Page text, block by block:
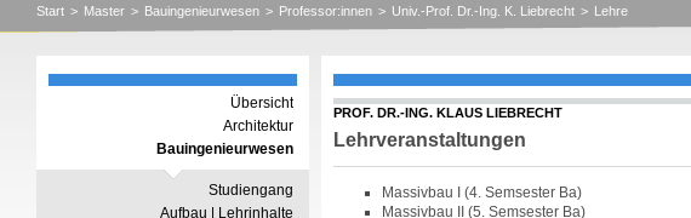
Start > Master > Bauingenieurwesen > Professor:innen > Univ.-Prof. Dr.-Ing. K. Liebrecht > Lehre
Übersicht
Architektur
Bauingenieurwesen
Studiengang
Aufbau | Lehrinhalte
PROF. DR.-ING. KLAUS LIEBRECHT
Lehrveranstaltungen
Massivbau I (4. Semsester Ba)
Massivbau II (5. Semsester Ba)